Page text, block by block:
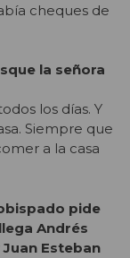
cheques de
la señora
los días. Y
Siempre que
a la casa
pide
Andrés
Esteban